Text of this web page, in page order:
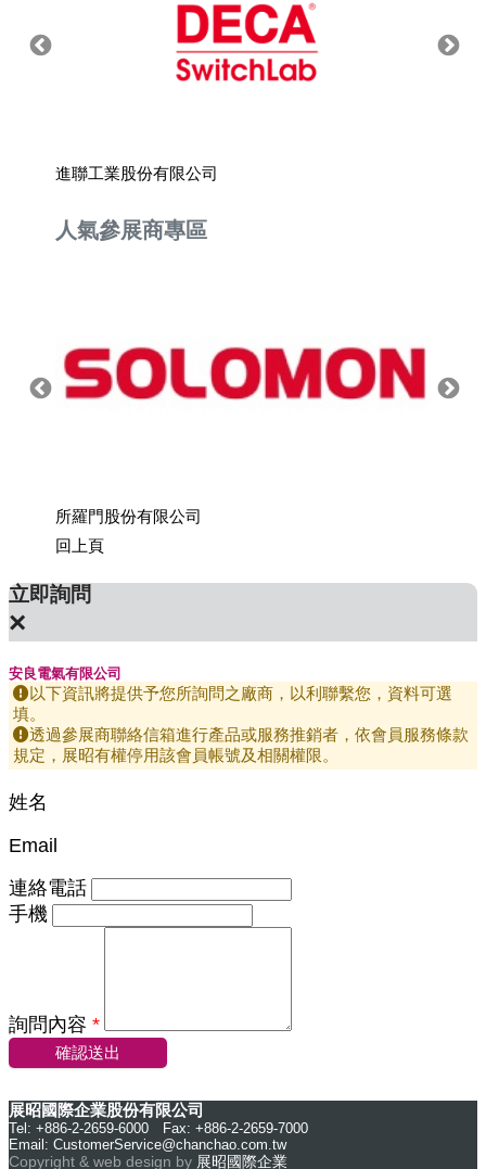
進聯工業股份有限公司
人氣參展商專區
所羅門股份有限公司
回上頁
立即詢問
×
安良電氣有限公司
以下資訊將提供予您所詢問之廠商，以利聯繫您，資料可選
填。
透過參展商聯絡信箱進行產品或服務推銷者，依會員服務條款
規定，展昭有權停用該會員帳號及相關權限。
姓名
Email
連絡電話
手機
詢問內容 *
確認送出
展昭國際企業股份有限公司
Tel: +886-2-2659-6000 Fax: +886-2-2659-7000
Email: CustomerService@chanchao.com.tw
Copyright & web design by 展昭國際企業